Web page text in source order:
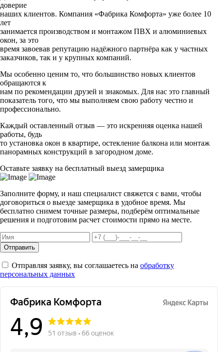
доверие
наших клиентов. Компания «Фабрика Комфорта» уже более 10
лет
занимается производством и монтажом ПВХ и алюминиевых
окон, за это
время завоевав репутацию надёжного партнёра как у частных
заказчиков, так и у крупных компаний.
Мы особенно ценим то, что большинство новых клиентов
обращаются к
нам по рекомендации друзей и знакомых. Для нас это главный
показатель того, что мы выполняем свою работу честно и
профессионально.
Каждый оставленный отзыв — это искренняя оценка нашей
работы, будь
то установка окон в квартире, остекление балкона или монтаж
панорамных конструкций в загородном доме.
Оставьте заявку на бесплатный выезд замерщика
Заполните форму, и наш специалист свяжется с вами, чтобы
договориться о выезде замерщика в удобное время. Мы
бесплатно снимем точные размеры, подберём оптимальные
решения и подготовим расчет стоимости прямо на месте.
Отправить
Отправляя заявку, вы соглашаетесь на обработку
персональных данных